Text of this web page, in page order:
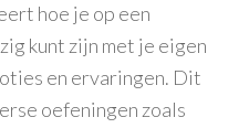
hoe je op een
kunt zijn met je eigen
en ervaringen. Dit
oefeningen zoals